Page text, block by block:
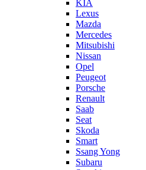
KIA
Lexus
Mazda
Mercedes
Mitsubishi
Nissan
Opel
Peugeot
Porsche
Renault
Saab
Seat
Skoda
Smart
Ssang Yong
Subaru